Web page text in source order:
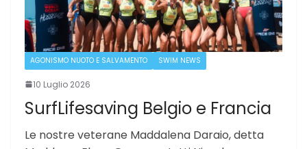
AGONISMO NUOTO E SALVAMENTO SWIM NEWS
10 Luglio 2026
SurfLifesaving Belgio e Francia
Le nostre veterane Maddalena Daraio, detta